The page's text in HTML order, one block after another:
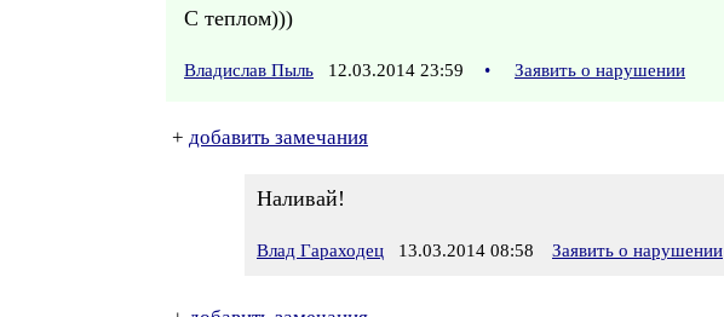
С теплом)))
Владислав Пыль 12.03.2014 23:59 • Заявить о нарушении
+ добавить замечания
Наливай!
Влад Гараходец 13.03.2014 08:58 Заявить о нарушении